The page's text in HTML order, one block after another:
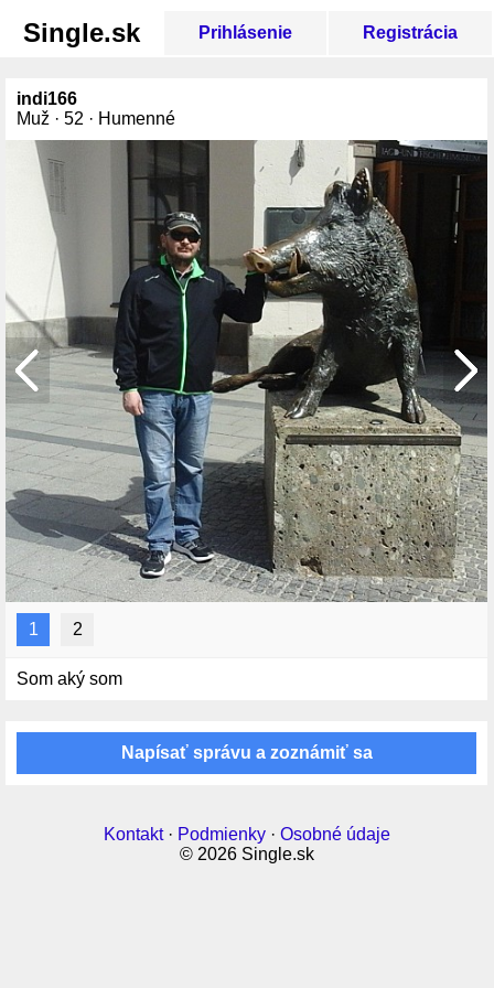
Single.sk Prihlásenie Registrácia
indi166
Muž · 52 · Humenné
1 2
Som aký som
Napísať správu a zoznámiť sa
Kontakt· Podmienky · Osobné údaje
© 2026 Single.sk